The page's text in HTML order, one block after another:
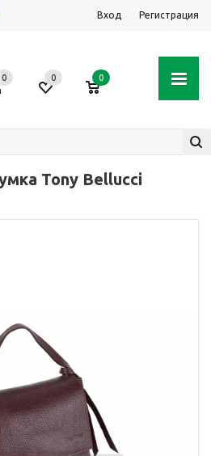
Вход Регистрация
0 0 0
Tony Bellucci